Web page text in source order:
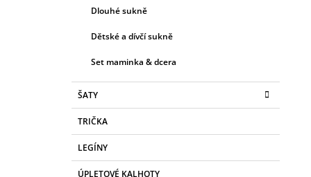
Dlouhé sukně
Dětské a dívčí sukně
Set maminka & dcera
ŠATY
TRIČKA
LEGÍNY
ÚPLETOVÉ KALHOTY